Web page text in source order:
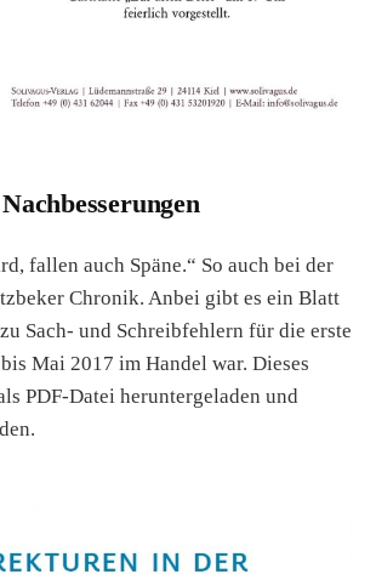
fallen auch Späne.“ So auch bei der
Chronik. Anbei gibt es ein Blatt
Sach- und Schreibfehlern für die erste
Mai 2017 im Handel war. Dieses
PDF-Datei heruntergeladen und